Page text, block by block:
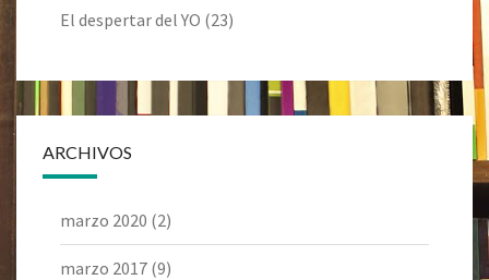
El despertar del YO (23)
ARCHIVOS
marzo 2020 (2)
marzo 2017 (9)